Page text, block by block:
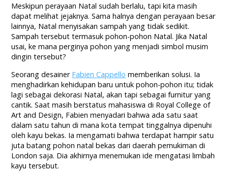
Meskipun perayaan Natal sudah berlalu, tapi kita masih
dapat melihat jejaknya. Sama halnya dengan perayaan besar
lainnya, Natal menyisakan sampah yang tidak sedikit.
Sampah tersebut termasuk pohon-pohon Natal. Jika Natal
usai, ke mana perginya pohon yang menjadi simbol musim
dingin tersebut?
Seorang desainer Fabien Cappello memberikan solusi. Ia
menghadirkan kehidupan baru untuk pohon-pohon itu; tidak
lagi sebagai dekorasi Natal, akan tapi sebagai furnitur yang
cantik. Saat masih berstatus mahasiswa di Royal College of
Art and Design, Fabien menyadari bahwa ada satu saat
dalam satu tahun di mana kota tempat tinggalnya dipenuhi
oleh kayu bekas. Ia mengamati bahwa terdapat hampir satu
juta batang pohon natal bekas dari daerah pemukiman di
London saja. Dia akhirnya menemukan ide mengatasi limbah
kayu tersebut.